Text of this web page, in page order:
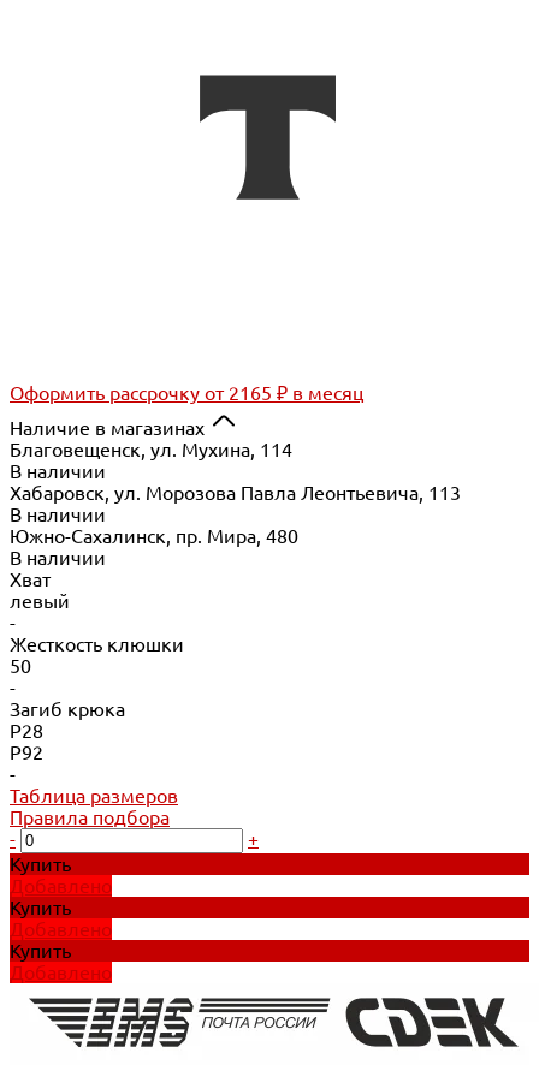
Оформить рассрочку от 2165 ₽ в месяц
Наличие в магазинах
Благовещенск, ул. Мухина, 114
В наличии
Хабаровск, ул. Морозова Павла Леонтьевича, 113
В наличии
Южно-Сахалинск, пр. Мира, 480
В наличии
Хват
левый
-
Жесткость клюшки
50
-
Загиб крюка
P28
P92
-
Таблица размеров
Правила подбора
-
+
Купить
Добавлено
Купить
Добавлено
Купить
Добавлено